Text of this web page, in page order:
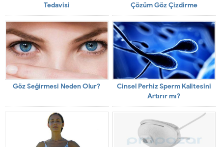
Tedavisi
Çözüm Göz Çizdirme
Göz Seğirmesi Neden Olur?
Cinsel Perhiz Sperm Kalitesini
Artırır mı?